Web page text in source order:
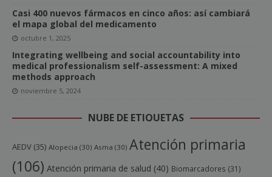
Casi 400 nuevos fármacos en cinco años: así cambiará
el mapa global del medicamento
octubre 1, 2025
Integrating wellbeing and social accountability into
medical professionalism self-assessment: A mixed
methods approach
noviembre 5, 2024
NUBE DE ETIQUETAS
AEDV (35) Alopecia (30) Asma (30) Atención primaria
(106) Atención primaria de salud (40) Biomarcadores (31)